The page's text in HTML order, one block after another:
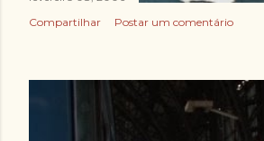
Compartilhar
Postar um comentário